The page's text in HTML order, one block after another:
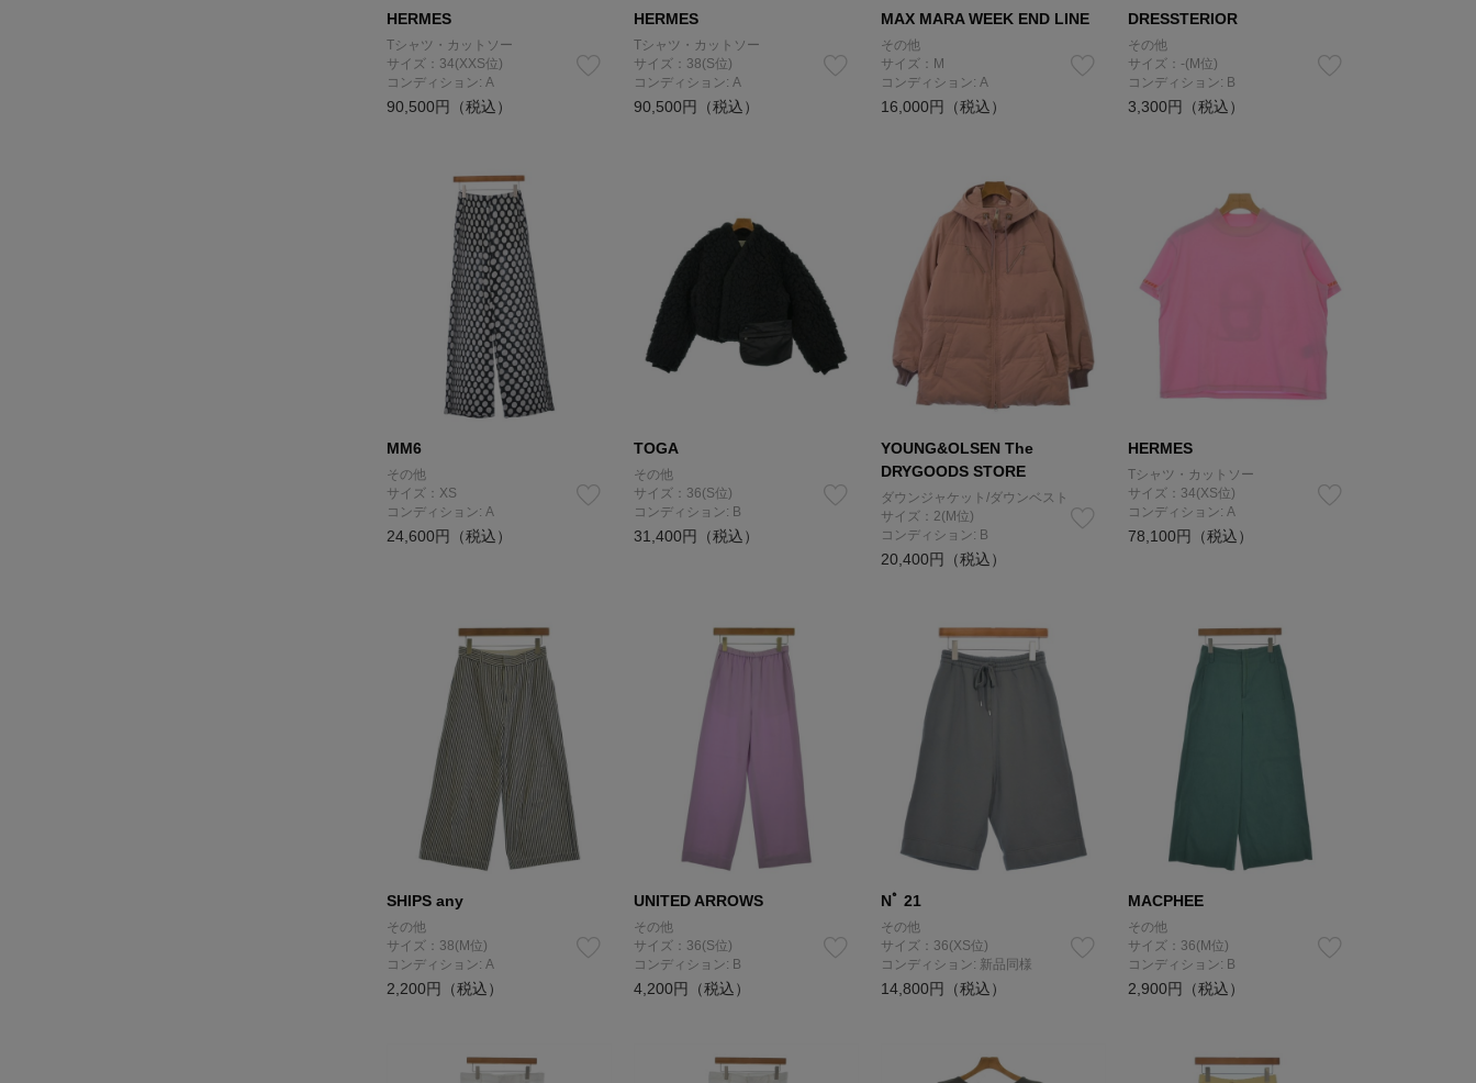
HERMES
Tシャツ・カットソー
サイズ：34(XXS位)
コンディション: A
90,500円（税込）
HERMES
Tシャツ・カットソー
サイズ：38(S位)
コンディション: A
90,500円（税込）
MAX MARA WEEK END LINE
その他
サイズ：M
コンディション: A
16,000円（税込）
DRESSTERIOR
その他
サイズ：-(M位)
コンディション: B
3,300円（税込）
MM6
その他
サイズ：XS
コンディション: A
24,600円（税込）
TOGA
その他
サイズ：36(S位)
コンディション: B
31,400円（税込）
YOUNG&OLSEN The
DRYGOODS STORE
ダウンジャケット/ダウンベスト
サイズ：2(M位)
コンディション: B
20,400円（税込）
HERMES
Tシャツ・カットソー
サイズ：34(XS位)
コンディション: A
78,100円（税込）
SHIPS any
その他
サイズ：38(M位)
コンディション: A
2,200円（税込）
UNITED ARROWS
その他
サイズ：36(S位)
コンディション: B
4,200円（税込）
Nﾟ 21
その他
サイズ：36(XS位)
コンディション: 新品同様
14,800円（税込）
MACPHEE
その他
サイズ：36(M位)
コンディション: B
2,900円（税込）